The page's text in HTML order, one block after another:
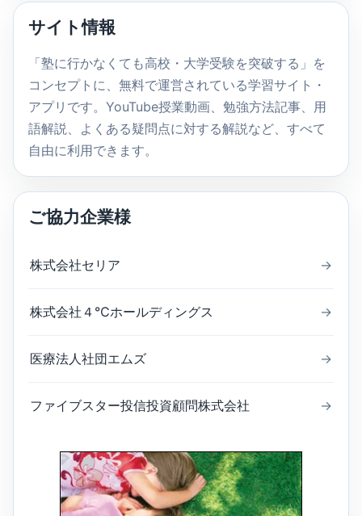
検
索
サイト情報
「塾に行かなくても高校・大学受験を突破する」を
コンセプトに、無料で運営されている学習サイト・
アプリです。YouTube授業動画、勉強方法記事、用
語解説、よくある疑問点に対する解説など、すべて
自由に利用できます。
ご協力企業様
株式会社セリア →
株式会社４℃ホールディングス →
医療法人社団エムズ →
ファイブスター投信投資顧問株式会社 →